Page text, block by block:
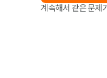
계속해서 같은 문제